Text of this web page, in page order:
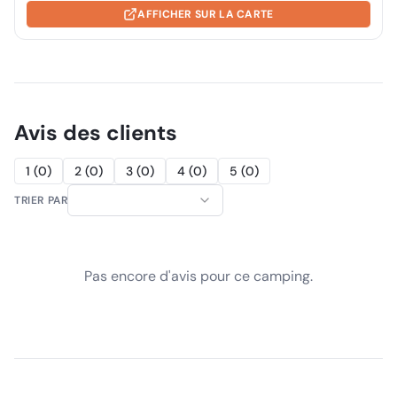
AFFICHER SUR LA CARTE
Avis des clients
1 (0) 2 (0) 3 (0) 4 (0) 5 (0)
TRIER PAR
Pas encore d'avis pour ce camping.